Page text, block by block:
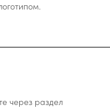
через раздел